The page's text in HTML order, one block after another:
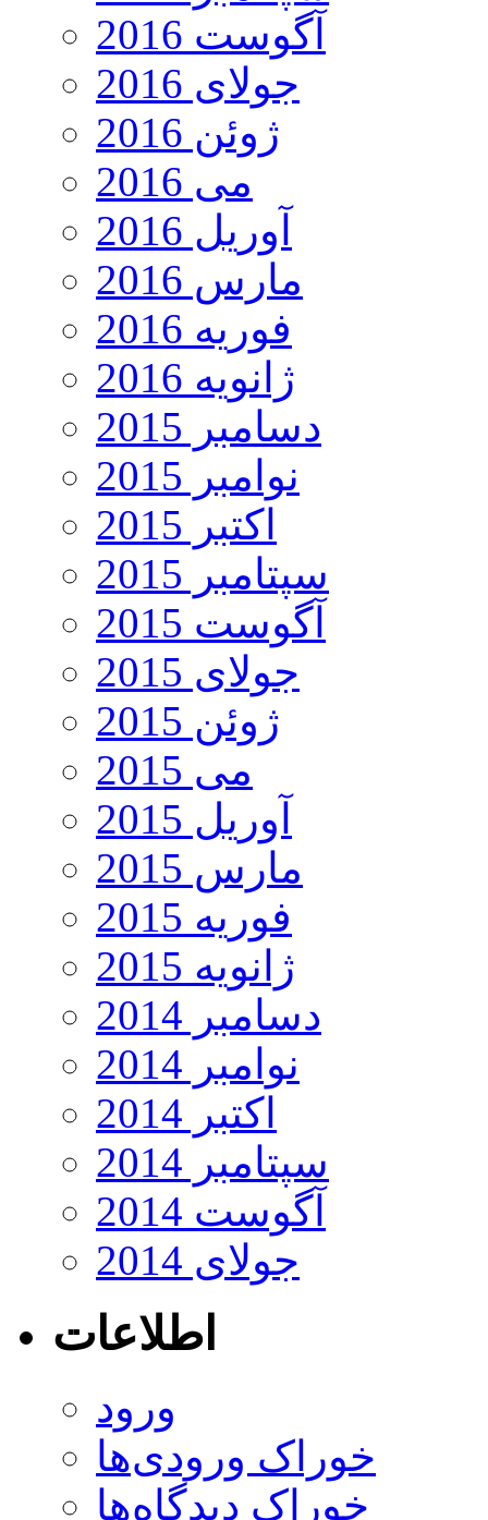
آگوست 2016
جولای 2016
ژوئن 2016
می 2016
آوریل 2016
مارس 2016
فوریه 2016
ژانویه 2016
دسامبر 2015
نوامبر 2015
اکتبر 2015
سپتامبر 2015
آگوست 2015
جولای 2015
ژوئن 2015
می 2015
آوریل 2015
مارس 2015
فوریه 2015
ژانویه 2015
دسامبر 2014
نوامبر 2014
اکتبر 2014
سپتامبر 2014
آگوست 2014
جولای 2014
اطلاعات
ورود
خوراک ورودی‌ها
خوراک دیدگاه‌ها